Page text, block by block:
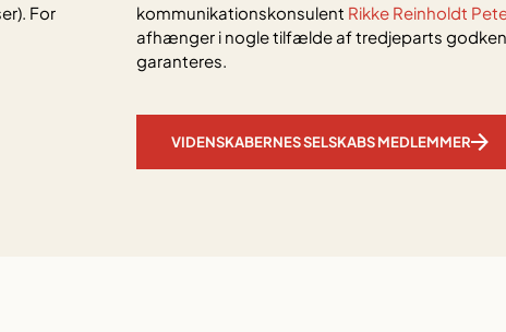
For
kommunikationskonsulent Rikke Reinholdt
afhænger i nogle tilfælde af tredjeparts
garanteres.
VIDENSKABERNES SELSKABS MEDLEMMER